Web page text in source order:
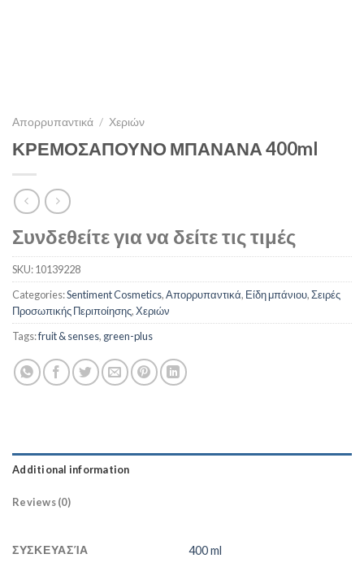
Απορρυπαντικά / Χεριών
ΚΡΕΜΟΣΑΠΟΥΝΟ ΜΠΑΝΑΝΑ 400ml
Συνδεθείτε για να δείτε τις τιμές
SKU:10139228
Categories:Sentiment Cosmetics,Απορρυπαντικά, Είδη μπάνιου,Σειρές
Προσωπικής Περιποίησης,Χεριών
Tags:fruit & senses, green-plus
Additional information
Reviews (0)
ΣΥΣΚΕΥΑΣΊΑ 400 ml